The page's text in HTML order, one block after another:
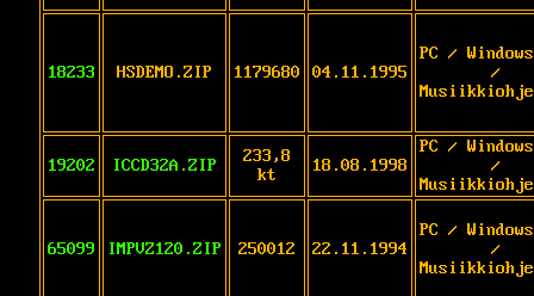
18233 HSDEMO.ZIP 1179680 04.11.1995
PC /
/
19202 ICCD32A.ZIP
233,8
kt
18.08.1998
PC /
/
65099 IMPVZ120.ZIP 250012 22.11.1994
PC /
/